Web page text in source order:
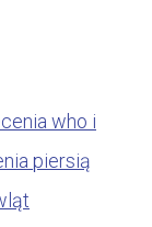
who i
piersią